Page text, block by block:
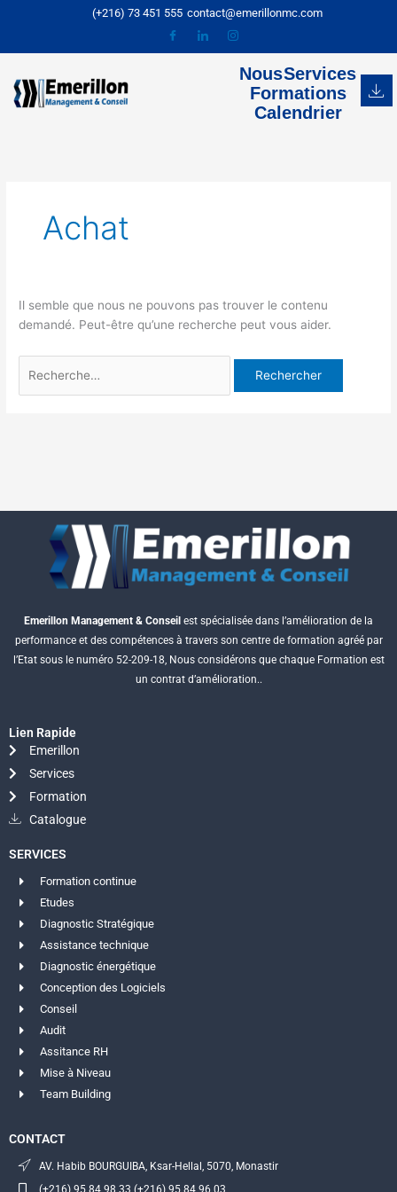
(+216) 73 451 555 contact@emerillonmc.com
NousServices
Formations
Calendrier
Achat
Il semble que nous ne pouvons pas trouver le contenu
demandé. Peut-être qu’une recherche peut vous aider.
Emerillon Management & Conseil est spécialisée dans l’amélioration de la
performance et des compétences à travers son centre de formation agréé par
l’Etat sous le numéro 52-209-18, Nous considérons que chaque Formation est
un contrat d’amélioration..
Lien Rapide
Emerillon
Services
Formation
Catalogue
SERVICES
Formation continue
Etudes
Diagnostic Stratégique
Assistance technique
Diagnostic énergétique
Conception des Logiciels
Conseil
Audit
Assitance RH
Mise à Niveau
Team Building
CONTACT
AV. Habib BOURGUIBA, Ksar-Hellal, 5070, Monastir
(+216) 95 84 98 33 (+216) 95 84 96 03